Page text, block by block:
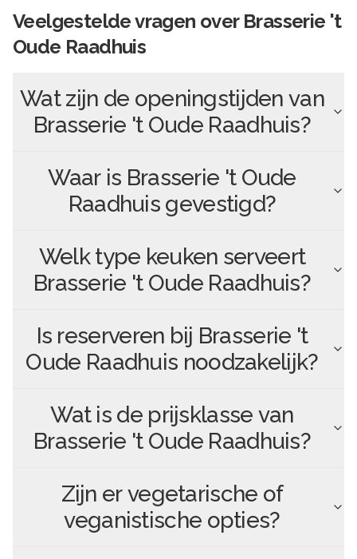
Veelgestelde vragen over Brasserie 't
Oude Raadhuis
Wat zijn de openingstijden van
Brasserie 't Oude Raadhuis?
Waar is Brasserie 't Oude
Raadhuis gevestigd?
Welk type keuken serveert
Brasserie 't Oude Raadhuis?
Is reserveren bij Brasserie 't
Oude Raadhuis noodzakelijk?
Wat is de prijsklasse van
Brasserie 't Oude Raadhuis?
Zijn er vegetarische of
veganistische opties?